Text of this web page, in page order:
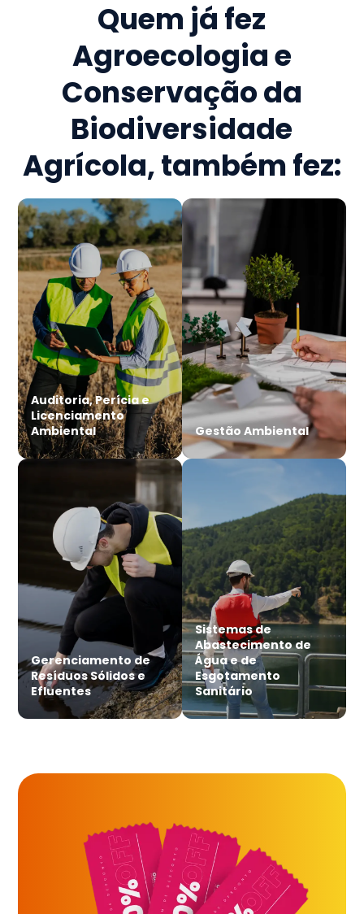
Quem já fez
Agroecologia e
Conservação da
Biodiversidade
Agrícola, também fez:
Auditoria, Perícia e
Licenciamento
Ambiental
Gestão Ambiental
Gerenciamento de
Resíduos Sólidos e
Efluentes
Sistemas de
Abastecimento de
Água e de
Esgotamento
Sanitário